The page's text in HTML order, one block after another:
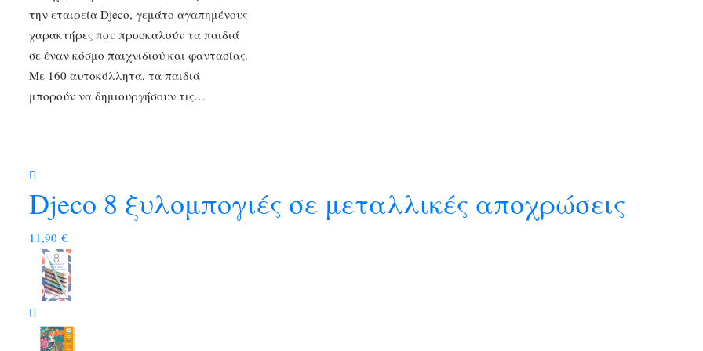
την εταιρεία Djeco, γεμάτο αγαπημένους
χαρακτήρες που προσκαλούν τα παιδιά
σε έναν κόσμο παιχνιδιού και φαντασίας.
Με 160 αυτοκόλλητα, τα παιδιά
μπορούν να δημιουργήσουν τις…
Djeco 8 ξυλομπογιές σε μεταλλικές αποχρώσεις
11,90 €